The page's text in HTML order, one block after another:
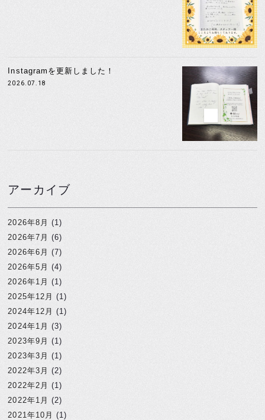
Instagramを更新しました！
2026.07.18
アーカイブ
2026年8月 (1)
2026年7月 (6)
2026年6月 (7)
2026年5月 (4)
2026年1月 (1)
2025年12月 (1)
2024年12月 (1)
2024年1月 (3)
2023年9月 (1)
2023年3月 (1)
2022年3月 (2)
2022年2月 (1)
2022年1月 (2)
2021年10月 (1)